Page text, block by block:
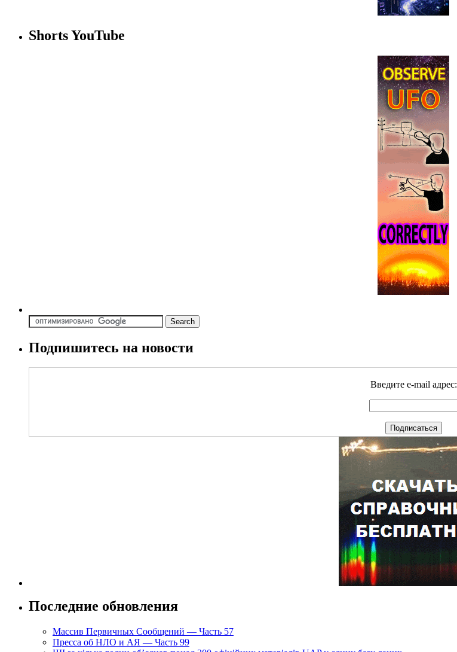
Shorts YouTube
Подпишитесь на новости
Введите e-mail адрес:
Последние обновления
Массив Первичных Сообщений — Часть 57
Пресса об НЛО и АЯ — Часть 99